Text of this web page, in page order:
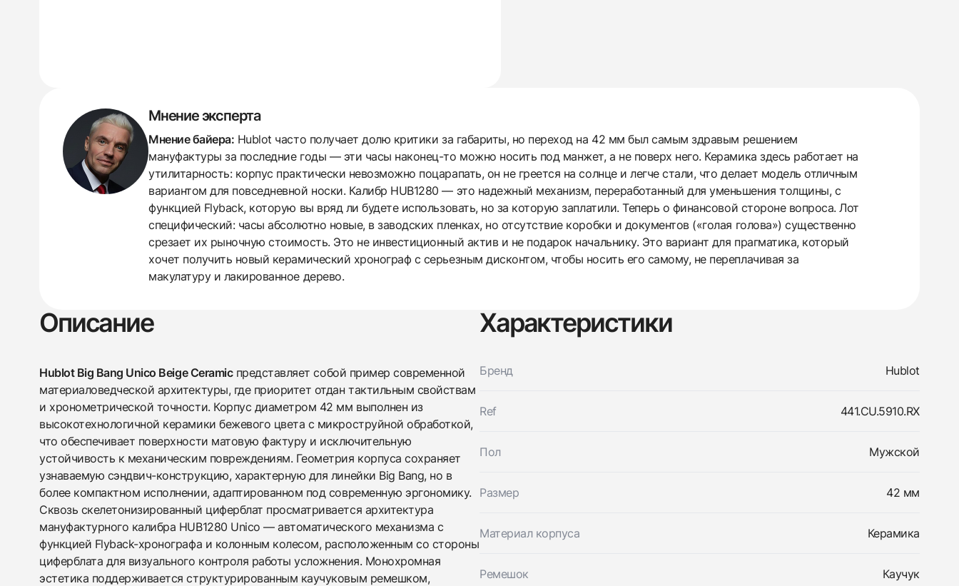
438
285
145
142
205
204
195
150
6
Мнение эксперта
Мнение байера: Hublot часто получает долю критики за габариты, но переход на 42 мм был самым здравым решением
мануфактуры за последние годы — эти часы наконец-то можно носить под манжет, а не поверх него. Керамика здесь работает на
утилитарность: корпус практически невозможно поцарапать, он не греется на солнце и легче стали, что делает модель отличным
вариантом для повседневной носки. Калибр HUB1280 — это надежный механизм, переработанный для уменьшения толщины, с
функцией Flyback, которую вы вряд ли будете использовать, но за которую заплатили. Теперь о финансовой стороне вопроса. Лот
специфический: часы абсолютно новые, в заводских пленках, но отсутствие коробки и документов («голая голова») существенно
срезает их рыночную стоимость. Это не инвестиционный актив и не подарок начальнику. Это вариант для прагматика, который
хочет получить новый керамический хронограф с серьезным дисконтом, чтобы носить его самому, не переплачивая за
макулатуру и лакированное дерево.
Описание
Hublot Big Bang Unico Beige Ceramicпредставляет собой пример современной
материаловедческой архитектуры, где приоритет отдан тактильным свойствам
и хронометрической точности. Корпус диаметром 42 мм выполнен из
высокотехнологичной керамики бежевого цвета с микроструйной обработкой,
что обеспечивает поверхности матовую фактуру и исключительную
устойчивость к механическим повреждениям. Геометрия корпуса сохраняет
узнаваемую сэндвич-конструкцию, характерную для линейки Big Bang, но в
более компактном исполнении, адаптированном под современную эргономику.
Сквозь скелетонизированный циферблат просматривается архитектура
мануфактурного калибра HUB1280 Unico — автоматического механизма с
функцией Flyback-хронографа и колонным колесом, расположенным со стороны
циферблата для визуального контроля работы усложнения. Монохромная
эстетика поддерживается структурированным каучуковым ремешком,
Характеристики
Бренд Hublot
Ref 441.CU.5910.RX
Пол Мужской
Размер 42 мм
Материал корпуса Керамика
Ремешок Каучук
Заказать эти часы
Оставьте ваши контактные данные и мы свяжемся с
вами
Hublot
Big Bang Unico Orange Ceramic
Новые
По запросу
Трейд-ин часов
Оставьте ваши контактные данные и мы свяжемся с
вами
Hublot
Big Bang Unico Orange Ceramic
Новые
По запросу